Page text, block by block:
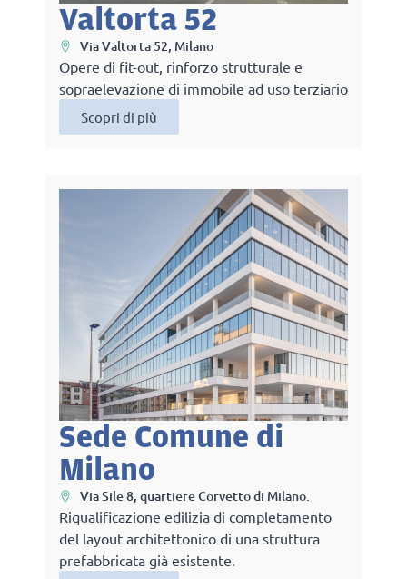
Valtorta 52
Via Valtorta 52, Milano
Opere di fit-out, rinforzo strutturale e
sopraelevazione di immobile ad uso terziario
Scopri di più
Sede Comune di
Milano
Via Sile 8, quartiere Corvetto di Milano.
Riqualificazione edilizia di completamento
del layout architettonico di una struttura
prefabbricata già esistente.